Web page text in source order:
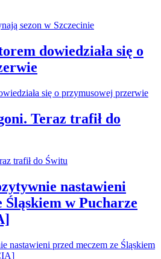
dowiedziała się o
Teraz trafił do
nastawieni
Śląskiem w Pucharze